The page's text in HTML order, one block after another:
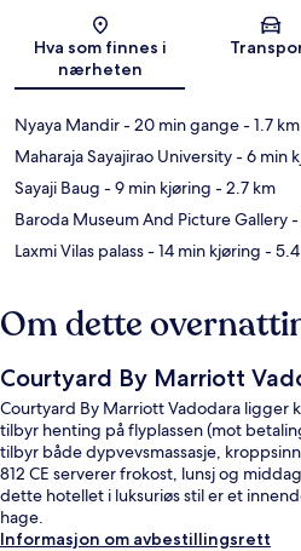
Kart
Hva som finnes i
nærheten
Nyaya Mandir- 20 min gange- 1.7 km
Maharaja Sayajirao University- 6 min
Sayaji Baug - 9 min kjøring - 2.7 km
Baroda Museum And Picture Gallery-
Laxmi Vilas palass- 14 min kjøring -
Om dette
Courtyard By Marriott
Courtyard By Marriott Vadodara ligger
tilbyr henting på flyplassen (mot
tilbyr både dypvevsmassasje,
812 CE serverer frokost, lunsj og
dette hotellet i luksuriøs stil er et
hage.
Informasjon om avbestillingsrett